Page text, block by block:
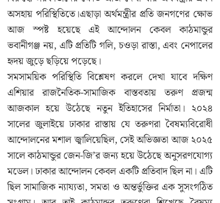
অসহায় পরিস্থিতিতে।এছাড়া অর্থমন্ত্রীর প্রতি জনগণের ক্ষোভ
আজ স্পষ্ট হয়েছে এই আন্দোলন কেবল কাঠমান্ডুর
ভবানীগঞ্জ নয়, এটি প্রতিটি গলি, চওড়া রাস্তা, এবং নেপালের
হৃদয় জুড়ে ছড়িয়ে পড়েছে।
সমসাময়িক পরিস্থিতি বিশ্লেষণ করলে দেখা যাবে দক্ষিণ
এশিয়ার রাজনৈতিক-সামাজিক বাস্তবতায় তরুণ প্রজন্ম
আজকাল হয়ে উঠেছে নতুন ইতিহাসের নির্মাতা। ২০২৪
সালের জুলাইয়ে ঢাকার রাস্তায় যে তরুণরা বৈষম্যবিরোধী
আন্দোলনের মশাল জ্বালিয়েছিল, সেই অভিজ্ঞতা আজ ২০২৫
সালে কাঠমান্ডুর জেন-জি’র জন্য হয়ে উঠেছে অনুসরণযোগ্য
মডেল। ঢাকার আন্দোলন কেবল একটি প্রতিবাদ ছিল না। এটি
ছিল সামাজিক ন্যায্যতা, সমতা ও অন্তর্ভুক্তির এক সুসংগঠিত